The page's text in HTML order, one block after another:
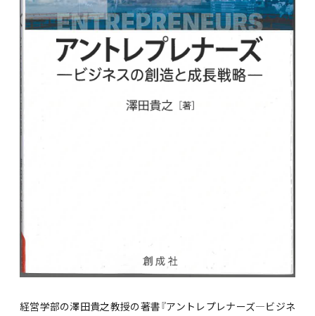
経営学部の澤田貴之教授の著書『アントレプレナーズ―ビジネ